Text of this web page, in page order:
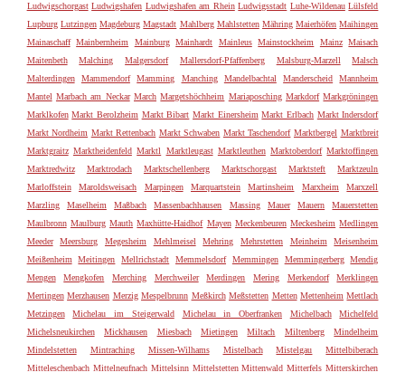
Ludwigschorgast Ludwigshafen Ludwigshafen am Rhein Ludwigsstadt Luhe-Wildenau Lülsfeld
Lupburg Lutzingen Magdeburg Magstadt Mahlberg Mahlstetten Mähring Maierhöfen Maihingen
Mainaschaff Mainbernheim Mainburg Mainhardt Mainleus Mainstockheim Mainz Maisach
Maitenbeth
Malching Malgersdorf Mallersdorf-Pfaffenberg Malsburg-Marzell
Malsch
Malterdingen
Mammendorf Mamming Manching Mandelbachtal Manderscheid
Mannheim
Mantel Marbach am Neckar March Margetshöchheim Mariaposching Markdorf Markgröningen
Marklkofen Markt Berolzheim Markt Bibart Markt Einersheim Markt Erlbach Markt Indersdorf
Markt Nordheim Markt Rettenbach Markt Schwaben Markt Taschendorf Marktbergel Marktbreit
Marktgraitz Marktheidenfeld Marktl Marktleugast Marktleuthen Marktoberdorf Marktoffingen
Marktredwitz
Marktrodach Marktschellenberg Marktschorgast Marktsteft
Marktzeuln
Marloffstein
Maroldsweisach Marpingen Marquartstein Martinsheim Marxheim
Marxzell
Marzling
Maselheim Maßbach Massenbachhausen Massing Mauer Mauern
Mauerstetten
Maulbronn Maulburg Mauth Maxhütte-Haidhof Mayen Meckenbeuren Meckesheim Medlingen
Meeder
Meersburg Megesheim Mehlmeisel Mehring Mehrstetten Meinheim
Meisenheim
Meißenheim
Meitingen Mellrichstadt Memmelsdorf Memmingen Memmingerberg
Mendig
Mengen
Mengkofen Merching Merchweiler Merdingen Mering Merkendorf
Merklingen
Mertingen Merzhausen Merzig Mespelbrunn Meßkirch Meßstetten Metten Mettenheim Mettlach
Metzingen
Michelau im Steigerwald Michelau in Oberfranken Michelbach
Michelfeld
Michelsneukirchen
Mickhausen Miesbach Mietingen Miltach Miltenberg
Mindelheim
Mindelstetten
Mintraching Missen-Wilhams Mistelbach Mistelgau
Mittelbiberach
Mitteleschenbach Mittelneufnach Mittelsinn Mittelstetten Mittenwald Mitterfels Mitterskirchen